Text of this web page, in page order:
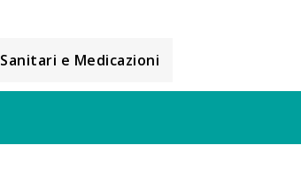
Sanitari e Medicazioni